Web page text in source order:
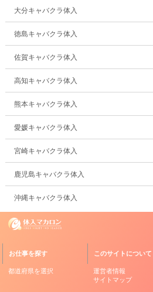
大分キャバクラ体入
徳島キャバクラ体入
佐賀キャバクラ体入
高知キャバクラ体入
熊本キャバクラ体入
愛媛キャバクラ体入
宮崎キャバクラ体入
鹿児島キャバクラ体入
沖縄キャバクラ体入
お仕事を探す
都道府県を選択
このサイトについて
運営者情報
サイトマップ